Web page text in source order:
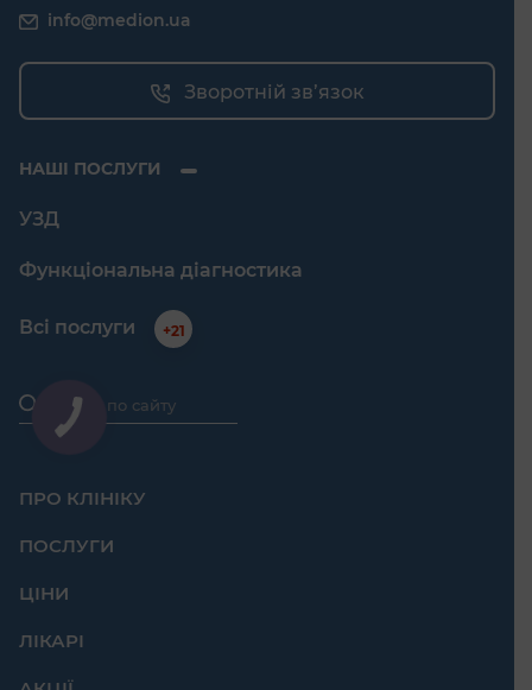
info@medion.ua
Зворотній зв’язок
НАШІ ПОСЛУГИ
УЗД
Функціональна діагностика
Всі послуги +21
ПРО КЛІНІКУ
ПОСЛУГИ
ЦІНИ
ЛІКАРІ